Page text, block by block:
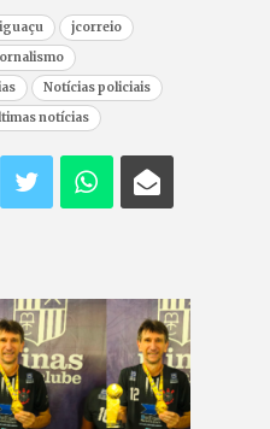
jcorreio
Notícias policiais
notícias